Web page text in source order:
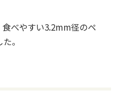
べやすい3.2mm径のペ
。